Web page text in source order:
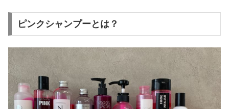
ピンクシャンプーとは？